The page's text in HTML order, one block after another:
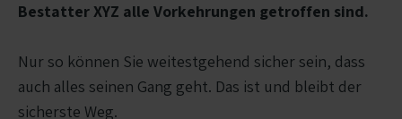
Bestatter XYZ alle Vorkehrungen getroffen sind.
Nur so können Sie weitestgehend sicher sein, dass
auch alles seinen Gang geht. Das ist und bleibt der
sicherste Weg.